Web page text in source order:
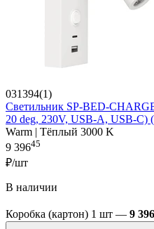
031394(1)
Светильник SP-BED-
20 deg, 230V, USB-A, USB-C)
Warm | Тёплый 3000 K
9 39645
₽/шт
В наличии
Коробка (картон) 1 шт — 9 396